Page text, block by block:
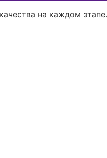
на каждом этапе.